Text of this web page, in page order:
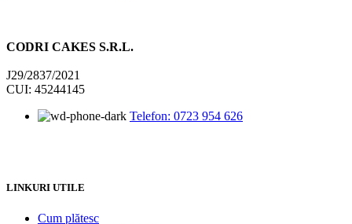
CODRI CAKES S.R.L.
J29/2837/2021
CUI: 45244145
Telefon: 0723 954 626
LINKURI UTILE
Cum plătesc